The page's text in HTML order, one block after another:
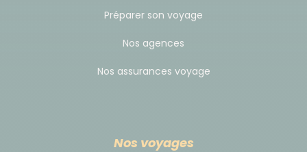
Si vous réservez vos vols avec nous
bénéficiez d'un accueil personnalisé à l'aéroport
international d'Erevan dès votre arrivée le Jour 1.
Votre transfert vers l'hôtel au centre-ville est
intégralement pris en charge et inclus dans votre
briefing de départ. Dans ce cas, le transfert
Préparer son voyage
Nos agences
Nos assurances voyage
Nos voyages